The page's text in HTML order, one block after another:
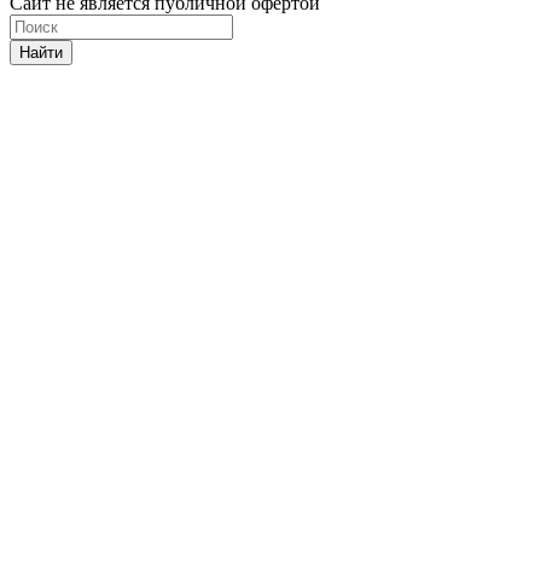
Найти